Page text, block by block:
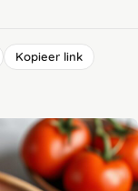
Kopieer link